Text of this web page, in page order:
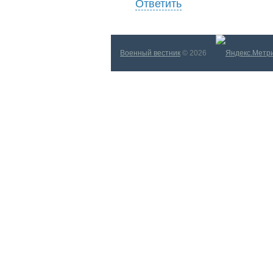
Ответить
Военный вестник © 2026